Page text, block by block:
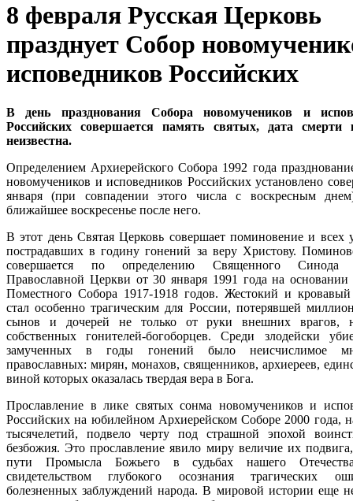
8 февраля Русская Церковь
празднует Собор
исповедников Российских
В день празднования Собора новомучеников и
Российских совершается память святых, дата смерти
неизвестна.
Определением Архиерейского Собора 1992 года
новомучеников и исповедников Российских установлено
января (при совпадении этого числа с воскресным
ближайшее воскресенье после него.
В этот день Святая Церковь совершает поминовение и всех
пострадавших в годину гонений за веру Христову.
совершается по определению Священного Синода
Православной Церкви от 30 января 1991 года на основании
Поместного Собора 1917-1918 годов. Жестокий и
стал особенно трагическим для России, потерявшей
сынов и дочерей не только от руки внешних
собственных гонителей-богоборцев. Среди злодейски
замученных в годы гонений было неисчислимое
православных: мирян, монахов, священников, архиереев,
виной которых оказалась твердая вера в Бога.
Прославление в лике святых сонма новомучеников и
Российских на юбилейном Архиерейском Соборе 2000 года,
тысячелетий, подвело черту под страшной эпохой
безбожия. Это прославление явило миру величие их
пути Промысла Божьего в судьбах нашего
свидетельством глубокого осознания трагических
болезненных заблуждений народа. В мировой истории еще